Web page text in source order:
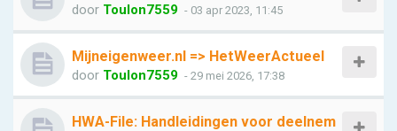
door Toulon7559 - 03 apr 2023, 11:45
Mijneigenweer.nl => HetWeerActueel
door Toulon7559 - 29 mei 2026, 17:38
HWA-File: Handleidingen voor deelnem